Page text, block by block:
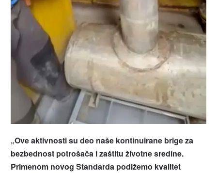
„Ove aktivnosti su deo naše kontinuirane brige za
bezbednost potrošača i zaštitu životne sredine.
Primenom novog Standarda podižemo kvalitet